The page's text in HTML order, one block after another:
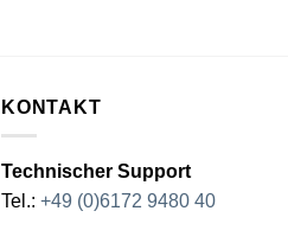
KONTAKT
Technischer Support
Tel.: +49 (0)6172 9480 40